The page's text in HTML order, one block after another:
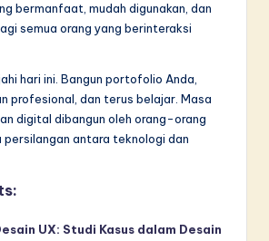
bermanfaat, mudah digunakan, dan
semua orang yang berinteraksi
hari ini. Bangun portofolio Anda,
profesional, dan terus belajar. Masa
digital dibangun oleh orang-orang
persilangan antara teknologi dan
UX: Studi Kasus dalam Desain